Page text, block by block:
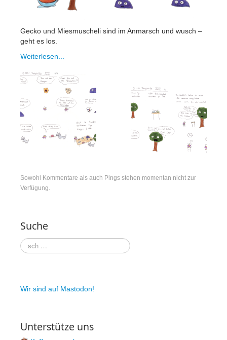
Redbubble
Unterstützen
Kaffee ausgeben
Patreon
Rechtliches
Cookie-Richtlinie (EU)
Impressum
Gecko und Miesmuscheli sind im Anmarsch und wusch –
geht es los.
Weiterlesen...
Sowohl Kommentare als auch Pings stehen momentan nicht zur
Verfügung.
Suche
Wir sind auf Mastodon!
Unterstütze uns